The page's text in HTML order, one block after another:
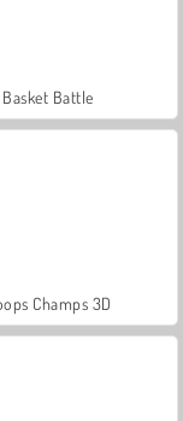
Basket Battle
Champs 3D